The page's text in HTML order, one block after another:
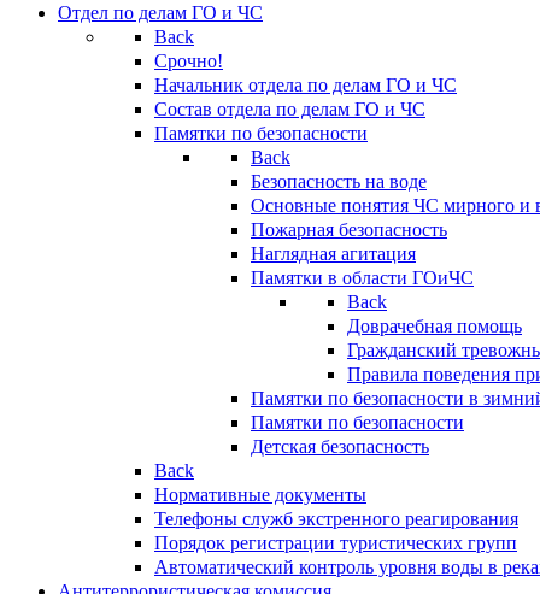
Отдел по делам ГО и ЧС
Back
Срочно!
Начальник отдела по делам ГО и ЧС
Состав отдела по делам ГО и ЧС
Памятки по безопасности
Back
Безопасность на воде
Основные понятия ЧС мирного и
Пожарная безопасность
Наглядная агитация
Памятки в области ГОиЧС
Back
Доврачебная помощь
Гражданский
Правила поведения
Памятки по безопасности в
Памятки по безопасности
Детская безопасность
Back
Нормативные документы
Телефоны служб экстренного реагирования
Порядок регистрации туристических групп
Автоматический контроль уровня воды в